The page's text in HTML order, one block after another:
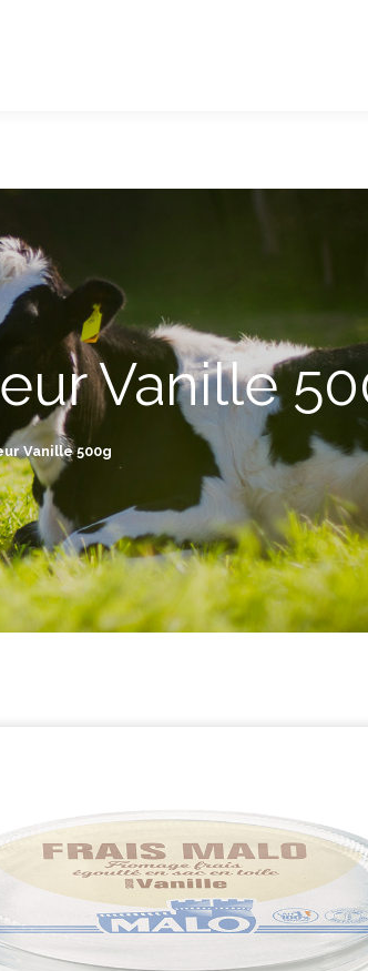
Vanille
Vanille 500g